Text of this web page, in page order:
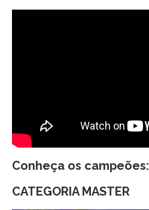
Conheça os campeões:
CATEGORIA MASTER